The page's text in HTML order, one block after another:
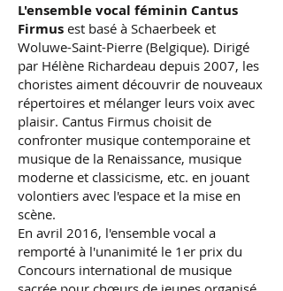
L'ensemble vocal féminin Cantus
Firmus est basé à Schaerbeek et
Woluwe-Saint-Pierre (Belgique). Dirigé
par Hélène Richardeau depuis 2007, les
choristes aiment découvrir de nouveaux
répertoires et mélanger leurs voix avec
plaisir. Cantus Firmus choisit de
confronter musique contemporaine et
musique de la Renaissance, musique
moderne et classicisme, etc. en jouant
volontiers avec l'espace et la mise en
scène.
En avril 2016, l'ensemble vocal a
remporté à l'unanimité le 1er prix du
Concours international de musique